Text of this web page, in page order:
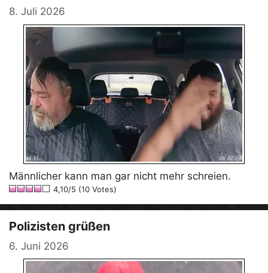
8. Juli 2026
Männlicher kann man gar nicht mehr schreien.
4,10/5 (10 Votes)
Polizisten grüßen
6. Juni 2026